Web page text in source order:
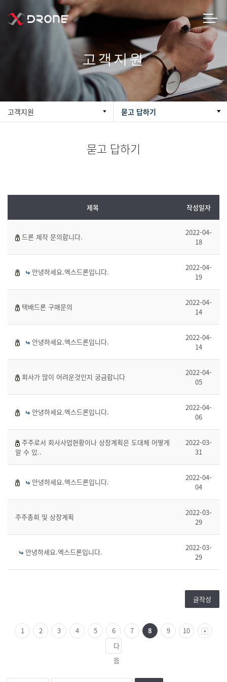
고객지원
고객지원 묻고 답하기
묻고 답하기
제목 작성일자
드론 제작 문의합니다.
2022-04-
18
안녕하세요.엑스드론입니다.
2022-04-
19
택배드론 구매문의
2022-04-
14
안녕하세요.엑스드론입니다.
2022-04-
14
회사가 많이 어려운것인지 궁금합니다
2022-04-
05
안녕하세요.엑스드론입니다.
2022-04-
06
주주로서 회사사업현황이나 상장계획은 도대체 어떻게
알 수 있..
2022-03-
31
안녕하세요.엑스드론입니다.
2022-04-
04
주주총회 및 상장계획
2022-03-
29
안녕하세요.엑스드론입니다.
2022-03-
29
글작성
1 2 3 4 5 6 7 8 9
10
다
음